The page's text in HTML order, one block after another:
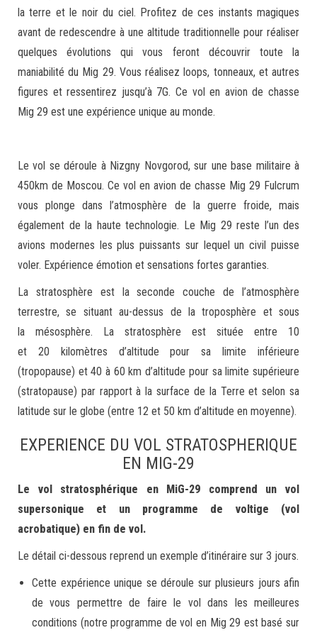
la terre et le noir du ciel. Profitez de ces instants magiques
avant de redescendre à une altitude traditionnelle pour réaliser
quelques évolutions qui vous feront découvrir toute la
maniabilité du Mig 29. Vous réalisez loops, tonneaux, et autres
figures et ressentirez jusqu’à 7G. Ce vol en avion de chasse
Mig 29 est une expérience unique au monde.
Le vol se déroule à Nizgny Novgorod, sur une base militaire à
450km de Moscou. Ce vol en avion de chasse Mig 29 Fulcrum
vous plonge dans l’atmosphère de la guerre froide, mais
également de la haute technologie. Le Mig 29 reste l’un des
avions modernes les plus puissants sur lequel un civil puisse
voler. Expérience émotion et sensations fortes garanties.
La stratosphère est la seconde couche de l’atmosphère
terrestre, se situant au-dessus de la troposphère et sous
la mésosphère. La stratosphère est située entre 10
et 20 kilomètres d’altitude pour sa limite inférieure
(tropopause) et 40 à 60 km d’altitude pour sa limite supérieure
(stratopause) par rapport à la surface de la Terre et selon sa
latitude sur le globe (entre 12 et 50 km d’altitude en moyenne).
EXPERIENCE DU VOL STRATOSPHERIQUE
EN MIG-29
Le vol stratosphérique en MiG-29 comprend un vol
supersonique et un programme de voltige (vol
acrobatique) en fin de vol.
Le détail ci-dessous reprend un exemple d’itinéraire sur 3 jours.
Cette expérience unique se déroule sur plusieurs jours afin
de vous permettre de faire le vol dans les meilleures
conditions (notre programme de vol en Mig 29 est basé sur